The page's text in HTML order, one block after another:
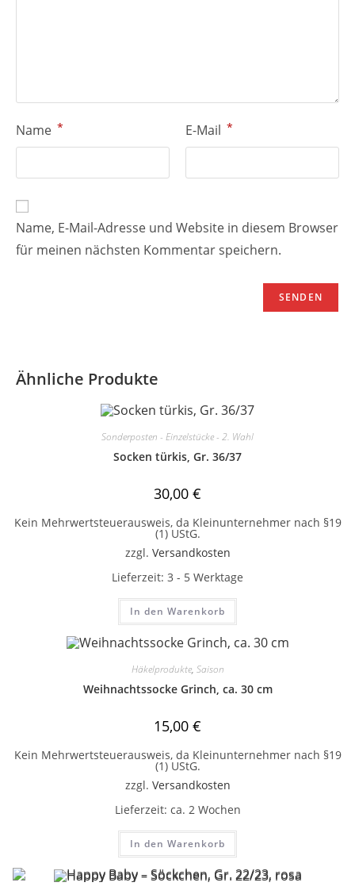
Name * E-Mail *
Name, E-Mail-Adresse und Website in diesem Browser
für meinen nächsten Kommentar speichern.
Ähnliche Produkte
Sonderposten - Einzelstücke - 2. Wahl
Socken türkis, Gr. 36/37
30,00 €
Kein Mehrwertsteuerausweis, da Kleinunternehmer nach §19
(1) UStG.
zzgl. Versandkosten
Lieferzeit: 3 - 5 Werktage
In den Warenkorb
Häkelprodukte, Saison
Weihnachtssocke Grinch, ca. 30 cm
15,00 €
Kein Mehrwertsteuerausweis, da Kleinunternehmer nach §19
(1) UStG.
zzgl. Versandkosten
Lieferzeit: ca. 2 Wochen
In den Warenkorb